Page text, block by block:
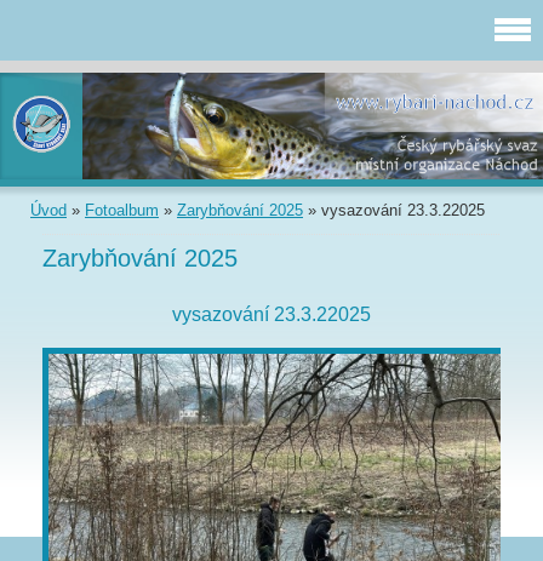
Úvod » Fotoalbum » Zarybňování 2025 » vysazování 23.3.22025
Zarybňování 2025
vysazování 23.3.22025